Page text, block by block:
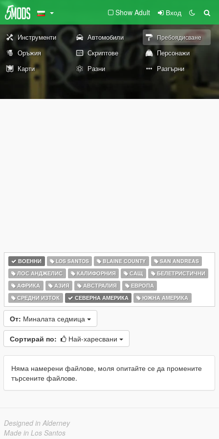
Show Adult Вход
Инструменти Автомобили Пребоядисване
Оръжия Скриптове
Персонажи
Карти
Разни Разгърни
ВОЕННИ LOS SANTOS BLAINE COUNTY
SAN ANDREAS
ЛОС АНДЖЕЛИС
КАЛИФОРНИЯ САЩ
БЕЛЕТРИСТИЧНИ
АФРИКА
АЗИЯ АВСТРАЛИЯ
ЕВРОПА
СРЕДНИ ИЗТОК
СЕВЕРНА АМЕРИКА ЮЖНА АМЕРИКА
От: Миналата седмица
Сортирай по: Най-харесвани
Няма намерени файлове, моля опитайте се да промените
търсените файлове.
Designed in Alderney
Made in Los Santos